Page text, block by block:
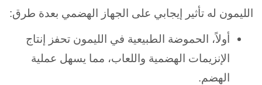
الليمون له تأثير إيجابي على الجهاز الهضمي بعدة طرق:
أولاً، الحموضة الطبيعية في الليمون تحفز إنتاج
الإنزيمات الهضمية واللعاب، مما يسهل عملية
الهضم.